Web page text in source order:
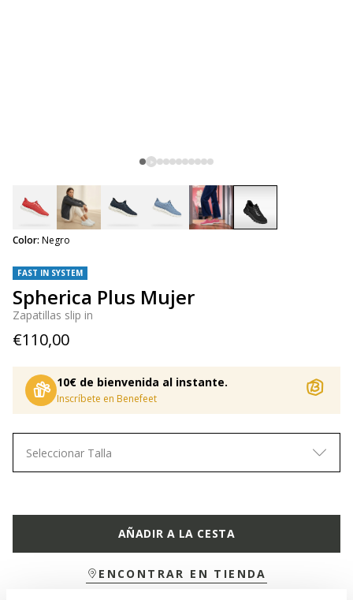
FAST IN SYSTEM
Spherica Plus Mujer
Zapatillas slip in
€110,00
10€ de bienvenida al instante.
Inscríbete en Benefeet
Color: Negro
Seleccionar Talla
AÑADIR A LA CESTA
ENCONTRAR EN TIENDA